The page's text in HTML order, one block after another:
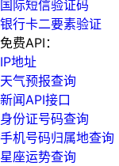
国际短信验证码
银行卡二要素验证
免费API：
IP地址
天气预报查询
新闻API接口
身份证号码查询
手机号码归属地查询
星座运势查询